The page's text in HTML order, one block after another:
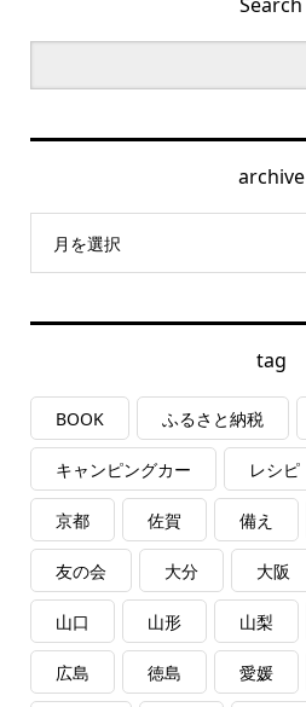
archive
月を選択
tag
BOOK ふるさと納税
キャンピングカー レシピ
京都 佐賀 備え
友の会 大分 大阪
山口 山形 山梨
広島 徳島 愛媛